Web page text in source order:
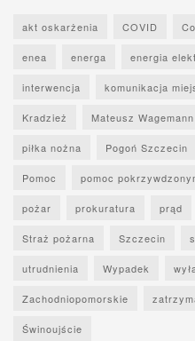
akt oskarżenia COVID
enea energa energia
interwencja komunikacja
Kradzież Mateusz Wagemann
piłka nożna Pogoń Szczecin
Pomoc pomoc
pożar prokuratura prąd
Straż pożarna Szczecin
utrudnienia Wypadek
Zachodniopomorskie
Świnoujście